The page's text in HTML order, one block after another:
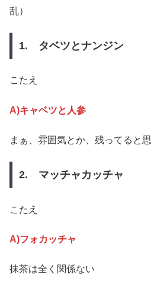
乱）
1. タベツとナンジン
こたえ
A)キャベツと人参
まぁ、雰囲気とか、残ってると
2. マッチャカッチャ
こたえ
A)フォカッチャ
抹茶は全く関係ない